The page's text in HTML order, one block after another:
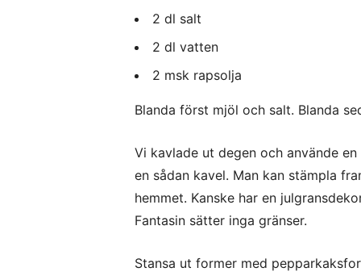
2 dl salt
2 dl vatten
2 msk rapsolja
Blanda först mjöl och salt. Blanda
Vi kavlade ut degen och använde
en sådan kavel. Man kan stämpla
hemmet. Kanske har en
Fantasin sätter inga gränser.
Stansa ut former med